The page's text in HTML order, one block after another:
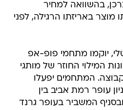
בהשוואה למחיר
באריזתו הרגילה, לפני
יוקמו מתחמי פופ-אפ
המילוי החוזר של מותגי
המתחמים יפעלו
עופר רמת אביב בין
16-18 ביוני, ובסניף המשביר בעופר גרנד